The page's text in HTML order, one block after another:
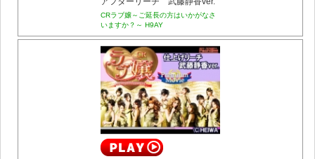
CRラブ嬢～ご延長の方はいかがなさ
いますか？～ H9AY